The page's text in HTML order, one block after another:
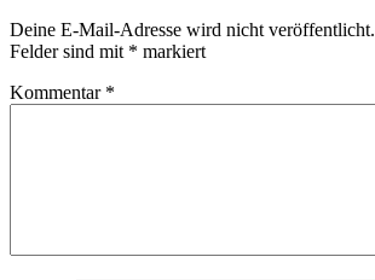
Deine E-Mail-Adresse wird nicht veröffentlicht.
Felder sind mit * markiert
Kommentar *